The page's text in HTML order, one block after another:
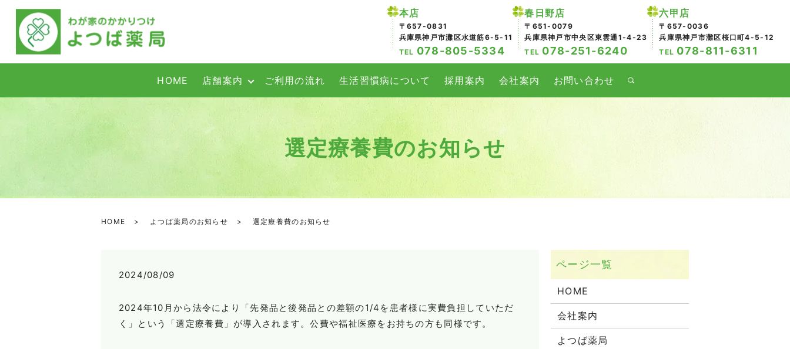
本店
〒657-0831
兵庫県神戸市灘区水道筋6-5-11
TEL 078-805-5334
春日野店
〒651-0079
兵庫県神戸市中央区東雲通1-4-23
TEL 078-251-6240
六甲店
〒657-0036
兵庫県神戸市灘区桜口町4-5-12
TEL 078-811-6311
HOME 店舗案内 ご利用の流れ 生活習慣病について 採用案内 会社案内 お問い合わせ
選定療養費のお知らせ
HOME よつば薬局のお知らせ 選定療養費のお知らせ
2024/08/09
2024年10月から法令により「先発品と後発品との差額の1/4を患者様に実費負担していただ
く」という「選定療養費」が導入されます。公費や福祉医療をお持ちの方も同様です。
HOME
会社案内
よつば薬局